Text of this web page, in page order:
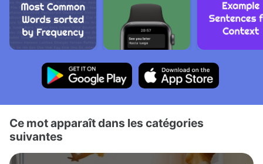
Ce mot apparaît dans les catégories
suivantes